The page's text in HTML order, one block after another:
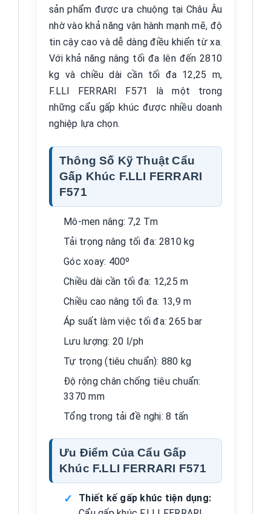
sản phẩm được ưa chuộng tại Châu Âu
nhờ vào khả năng vận hành mạnh mẽ, độ
tin cậy cao và dễ dàng điều khiển từ xa.
Với khả năng nâng tối đa lên đến 2810
kg và chiều dài cần tối đa 12,25 m,
F.LLI FERRARI F571 là một trong
những cẩu gấp khúc được nhiều doanh
nghiệp lựa chọn.
Thông Số Kỹ Thuật Cẩu
Gấp Khúc F.LLI FERRARI
F571
Mô-men nâng: 7,2 Tm
Tải trọng nâng tối đa: 2810 kg
Góc xoay: 400º
Chiều dài cần tối đa: 12,25 m
Chiều cao nâng tối đa: 13,9 m
Áp suất làm việc tối đa: 265 bar
Lưu lượng: 20 l/ph
Tự trọng (tiêu chuẩn): 880 kg
Độ rộng chân chống tiêu chuẩn:
3370 mm
Tổng trọng tải đề nghị: 8 tấn
Ưu Điểm Của Cẩu Gấp
Khúc F.LLI FERRARI F571
Thiết kế gấp khúc tiện dụng: